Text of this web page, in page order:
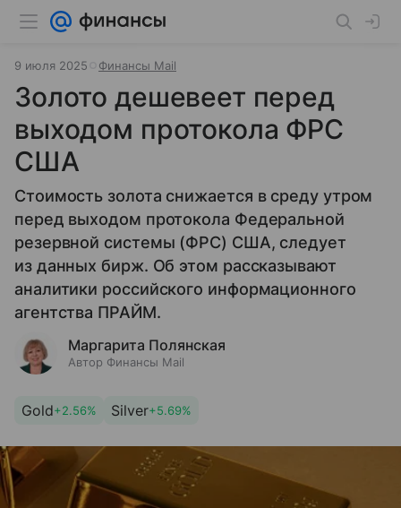
9 июля 2025 Финансы Mail
Золото дешевеет перед
выходом протокола ФРС
США
Стоимость золота снижается в среду утром
перед выходом протокола Федеральной
резервной системы (ФРС) США, следует
из данных бирж. Об этом рассказывают
аналитики российского информационного
агентства ПРАЙМ.
Маргарита Полянская
Автор Финансы Mail
Gold+2.56% Silver+5.69%